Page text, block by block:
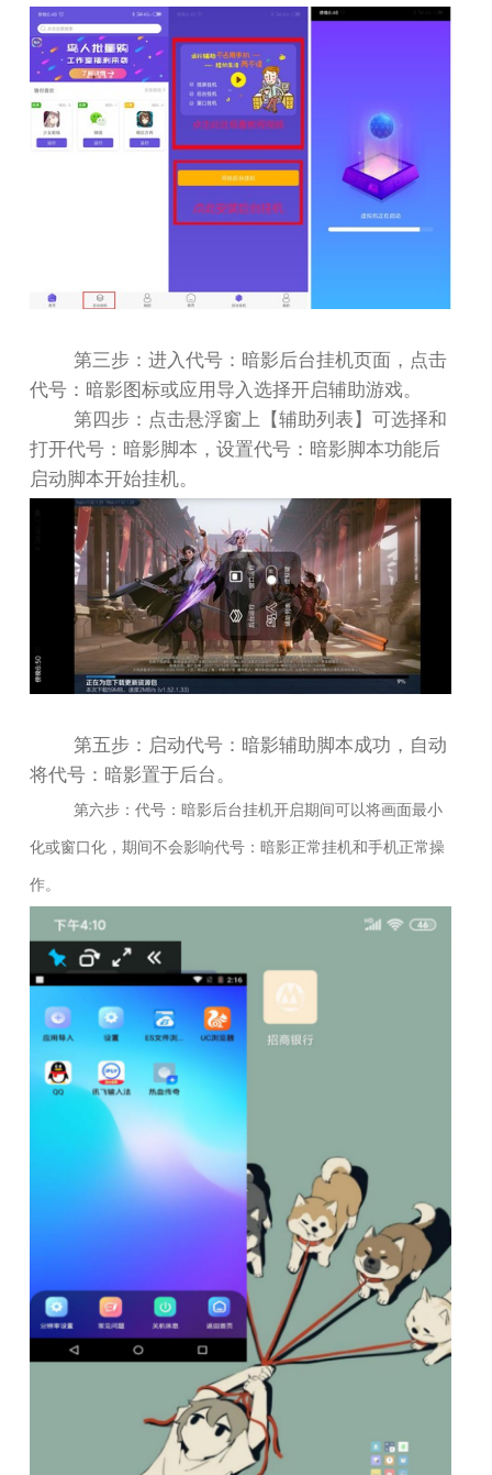
第三步：进入代号：暗影后台挂机页面，点击
代号：暗影图标或应用导入选择开启辅助游戏。
第四步：点击悬浮窗上【辅助列表】可选择和
打开代号：暗影脚本，设置代号：暗影脚本功能后
启动脚本开始挂机。
第五步：启动代号：暗影辅助脚本成功，自动
将代号：暗影置于后台。
第六步：代号：暗影后台挂机开启期间可以将画面最小
化或窗口化，期间不会影响代号：暗影正常挂机和手机正常操
作。